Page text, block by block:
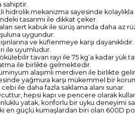
sahiptir.
hidrolik mekanizma sayesinde kolaylıkla
tasarımı ile dikkat çeker.
sert kabuk ile sürüş anında daha az
uygundur.
ve küflenmeye karşı dayanıklıdır.
ile uyumludur.
tavan rayı ile 75 kg’a kadar yük
ile birlikte gelmektedir.
alaşımlı merdiven ile birlikte
yağmura karşı mükemmel bir
cebi ile daha fazla saklama alanı sunar.
hepsi kapı ve pencere olarak
yatak, konforlu bir uyku deneyimi
en güçlü kumaşlardan biri olan 600D